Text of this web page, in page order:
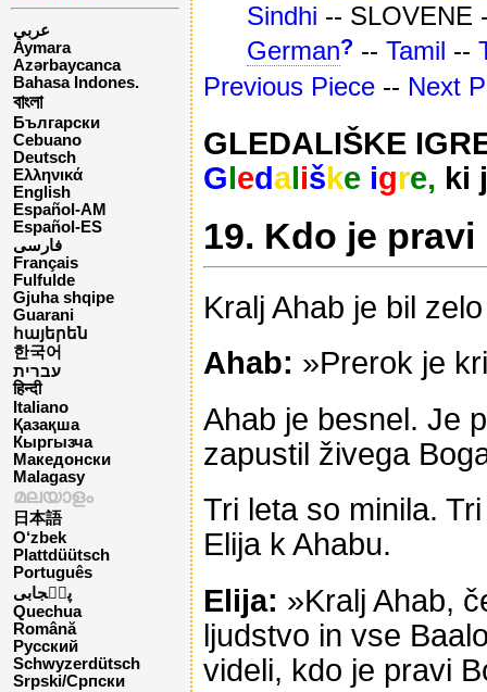
عربي
Aymara
Azərbaycanca
Bahasa Indones.
বাংলা
Български
Cebuano
Deutsch
Ελληνικά
English
Español-AM
Español-ES
فارسی
Français
Fulfulde
Gjuha shqipe
Guarani
հայերեն
한국어
עברית
हिन्दी
Italiano
Қазақша
Кыргызча
Македонски
Malagasy
മലയാളം
日本語
O‘zbek
Plattdüütsch
Português
پن٘جابی
Quechua
Română
Русский
Schwyzerdütsch
Srpski/Српски
Sindhi -- SLOVENE
German? -- Tamil --
Previous Piece -- Next
GLEDALIŠKE
Gledališke igre, ki
19. Kdo je pravi
Kralj Ahab je bil
Ahab: »Prerok je
Ahab je besnel. Je
zapustil živega
Tri leta so minila.
Elija k Ahabu.
Elija: »Kralj Ahab,
ljudstvo in vse
videli, kdo je pravi